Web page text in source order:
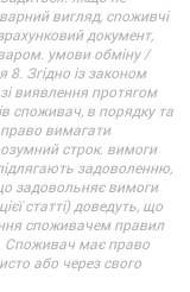
вигляд, споживчі
документ,
умови обміну /
8. Згідно із законом
виявлення протягом
споживач, в порядку та
вимагати
строк. вимоги
задоволенню,
задовольняє вимоги
статті) доведуть, що
споживачем правил
Споживач має право
або через свого